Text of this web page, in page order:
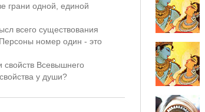
грани одной, единой
всего существования
номер один - это
свойств Всевышнего
у души?